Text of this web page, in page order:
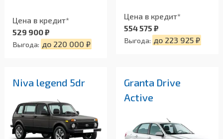
Цена в кредит*
529 900 ₽
Выгода: до 220 000 ₽
Цена в кредит*
554 575 ₽
Выгода: до 223 925 ₽
Niva legend 5dr
Granta Drive
Active